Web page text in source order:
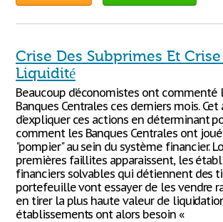
Crise Des Subprimes Et
Liquidité
Beaucoup d’économistes ont commenté
Banques Centrales ces derniers mois.
d’expliquer ces actions en déterminant
comment les Banques Centrales ont
"pompier" au sein du système financier.
premières faillites apparaissent, les
financiers solvables qui détiennent des
portefeuille vont essayer de les vendre
en tirer la plus haute valeur de
établissements ont alors besoin «